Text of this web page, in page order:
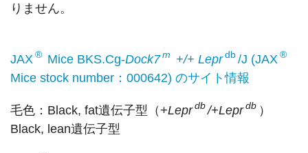
りません。
JAX ® Mice BKS.Cg-Dock7 m +/+ Lepr db /J (JAX ®
Mice stock number：000642) のサイト情報
毛色：Black, fat遺伝子型（ +Lepr db /+Lepr db ）
Black, lean遺伝子型